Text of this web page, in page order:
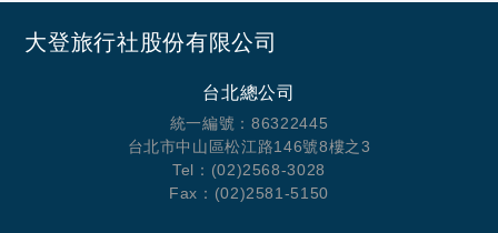
大登旅行社股份有限公司
台北總公司
統一編號：86322445
台北市中山區松江路146號8樓之3
Tel：(02)2568-3028
Fax：(02)2581-5150